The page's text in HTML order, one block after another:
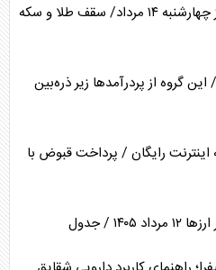
آخرین قیمت طلا و سکه امروز چهارشنبه ۱۴ مرداد/ سقف طلا و سکه
گروه از پردرآمد‌ها زیر ذره‌بین
رایگان / پرداخت قبوض با
/ جدول